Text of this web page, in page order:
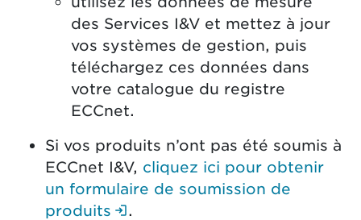
des Services I&V et mettez à jour
vos systèmes de gestion, puis
téléchargez ces données dans
votre catalogue du registre
ECCnet.
Si vos produits n’ont pas été soumis à
ECCnet I&V, cliquez ici pour obtenir
un formulaire de soumission de
produits
(Ouverture de session
.